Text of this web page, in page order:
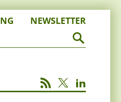
NEWSLETTER